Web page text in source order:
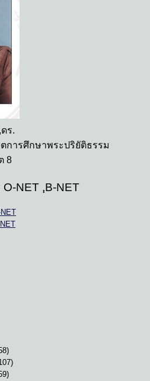
ร.
การศึกษาพระปริยัติธรรม
8
NET ,ฺB-NET